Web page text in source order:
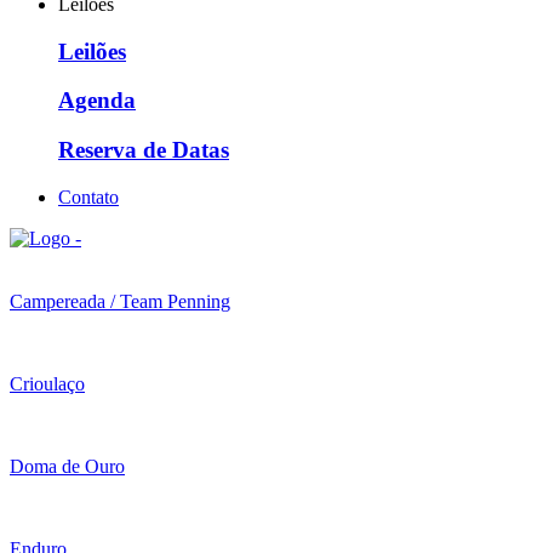
Leilões
Agenda
Reserva de Datas
Contato
Campereada / Team Penning
Crioulaço
Doma de Ouro
Enduro